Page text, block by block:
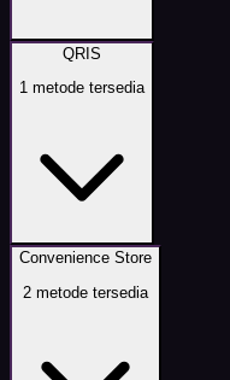
QRIS
1 metode tersedia
Convenience Store
2 metode tersedia